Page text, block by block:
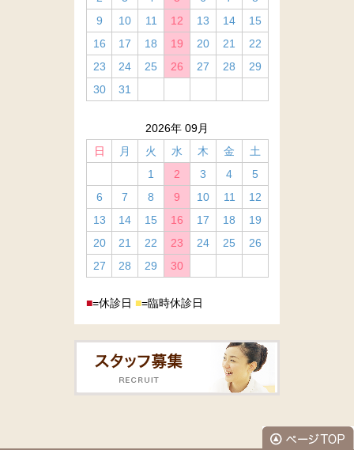
9
10 11 12 13 14
15
16
17 18 19 20 21
22
23
24 25 26 27 28
29
30
31
2026年 09月
日
月 火 水 木 金
土
1
2 3 4
5
6
7 8 9 10 11
12
13
14 15 16 17 18
19
20
21 22 23 24 25
26
27
28 29 30
■=休診日 ■=臨時休診日